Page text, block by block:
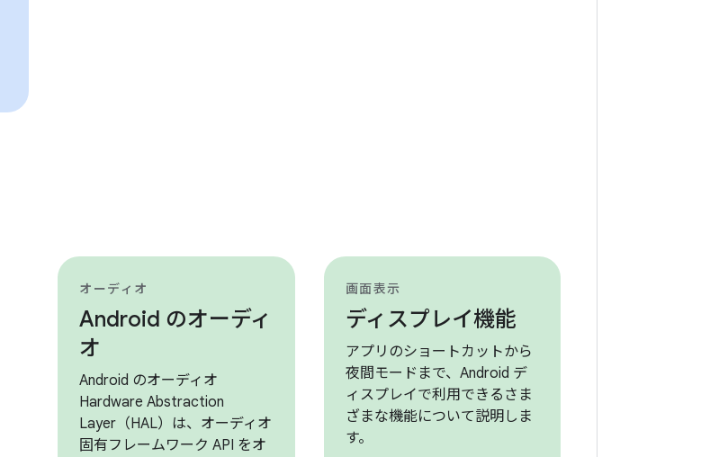
オーディオ
Android のオーディ
オ
Android のオーディオ
Hardware Abstraction
Layer（HAL）は、オーディオ
固有フレームワーク API をオ
画面表示
ディスプレイ機能
アプリのショートカットから
夜間モードまで、Android デ
ィスプレイで利用できるさま
ざまな機能について説明しま
す。